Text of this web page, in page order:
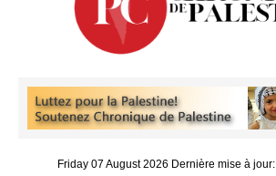
Friday 07 August 2026 Dernière mise à jour: